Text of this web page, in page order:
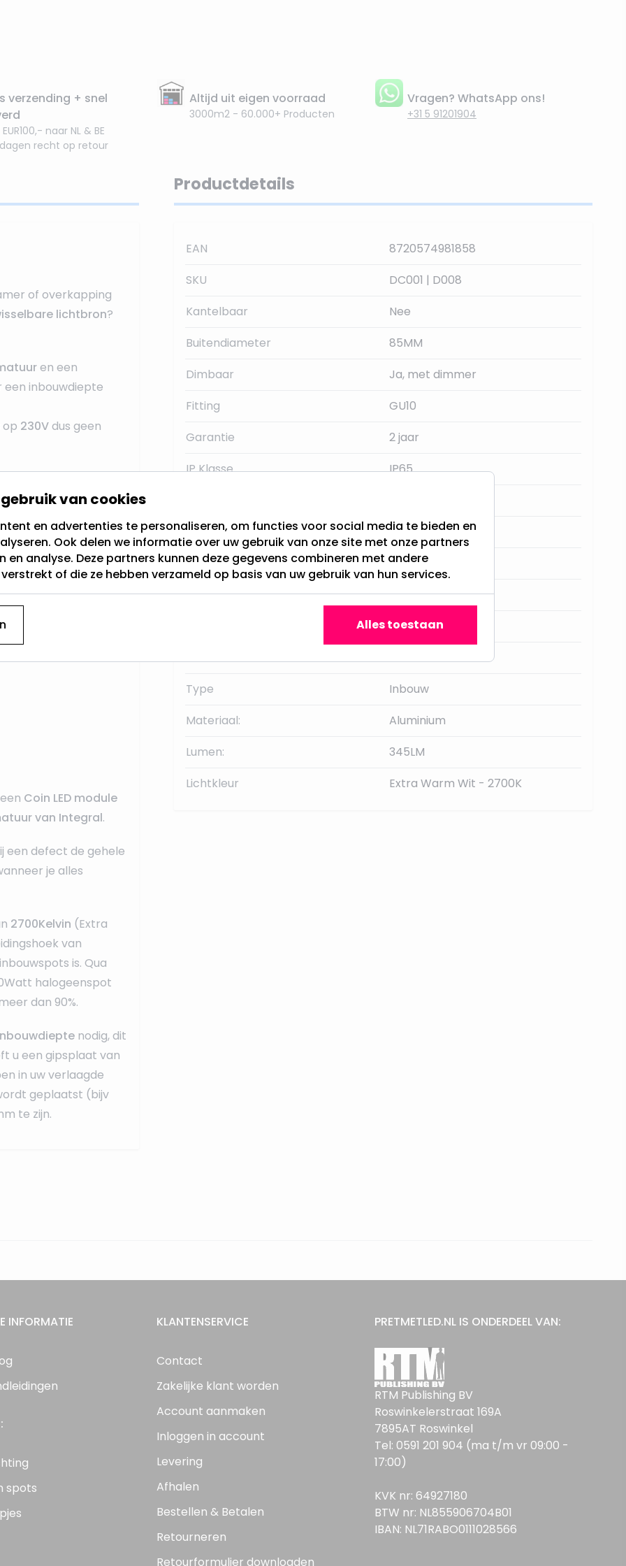
verzending + snel
naar NL & BE
dagen recht op retour
Altijd uit eigen voorraad
3000m2 - 60.000+ Producten
Vragen? WhatsApp ons!
+31 5 91201904
of overkapping
lichtbron?
en een
een inbouwdiepte
op 230Vdus geen
mocht de lichtbron
kunt u de individuele
net als u gewend
LED inbouwspot.
Coin LED module
van Integral.
een defect de gehele
je alles
2700Kelvin (Extra
van
is. Qua
halogeenspot
dan 90%.
nodig, dit
u een gipsplaat van
in uw verlaagde
geplaatst (bijv
te zijn.
Productdetails
EAN
8720574981858
SKU
DC001 | D008
Kantelbaar
Nee
Buitendiameter
85MM
Dimbaar
Ja, met dimmer
Fitting
GU10
Garantie
2 jaar
IP Klasse
IP65
Kleur
Nikkel / mat
Lichthoek
36 graden
Type armatuur
Vierkante spots
Integral
Sensor
Nee
Type
Inbouw
Materiaal:
Aluminium
Lumen:
345LM
Lichtkleur
Extra Warm Wit - 2700K
INFORMATIE
spots
KLANTENSERVICE
Contact
Zakelijke klant worden
Account aanmaken
Inloggen in account
Levering
Afhalen
Bestellen & Betalen
Retourneren
Retourformulier downloaden
PRETMETLED.NL IS ONDERDEEL VAN:
RTM Publishing BV
Roswinkelerstraat 169A
7895AT Roswinkel
Tel: 0591 201 904 (ma t/m vr 09:00 -
17:00)
KVK nr: 64927180
BTW nr: NL855906704B01
IBAN: NL71RABO0111028566
van cookies
en advertenties te personaliseren, om functies voor social media te bieden en
Ook delen we informatie over uw gebruik van onze site met onze partners
analyse. Deze partners kunnen deze gegevens combineren met andere
of die ze hebben verzameld op basis van uw gebruik van hun services.
Alles toestaan